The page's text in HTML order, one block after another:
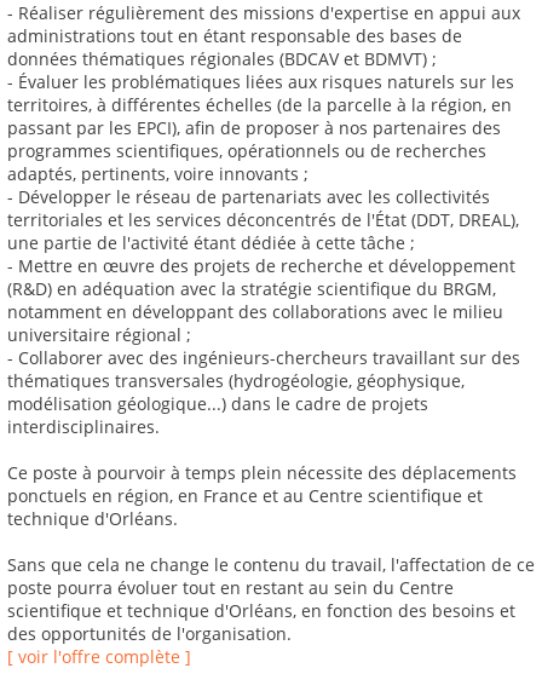
- Réaliser régulièrement des missions d'expertise en appui aux
administrations tout en étant responsable des bases de
données thématiques régionales (BDCAV et BDMVT) ;
- Évaluer les problématiques liées aux risques naturels sur les
territoires, à différentes échelles (de la parcelle à la région, en
passant par les EPCI), afin de proposer à nos partenaires des
programmes scientifiques, opérationnels ou de recherches
adaptés, pertinents, voire innovants ;
- Développer le réseau de partenariats avec les collectivités
territoriales et les services déconcentrés de l'État (DDT, DREAL),
une partie de l'activité étant dédiée à cette tâche ;
- Mettre en œuvre des projets de recherche et développement
(R&D) en adéquation avec la stratégie scientifique du BRGM,
notamment en développant des collaborations avec le milieu
universitaire régional ;
- Collaborer avec des ingénieurs-chercheurs travaillant sur des
thématiques transversales (hydrogéologie, géophysique,
modélisation géologique...) dans le cadre de projets
interdisciplinaires.
Ce poste à pourvoir à temps plein nécessite des déplacements
ponctuels en région, en France et au Centre scientifique et
technique d'Orléans.
Sans que cela ne change le contenu du travail, l'affectation de ce
poste pourra évoluer tout en restant au sein du Centre
scientifique et technique d'Orléans, en fonction des besoins et
des opportunités de l'organisation.
[ voir l'offre complète ]